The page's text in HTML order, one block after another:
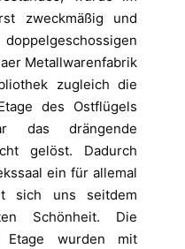
zweckmäßig und
Metallwarenfabrik
zugleich die
des Ostflügels
das drängende
gelöst. Dadurch
ein für allemal
sich uns seitdem
Schönheit. Die
Etage wurden mit